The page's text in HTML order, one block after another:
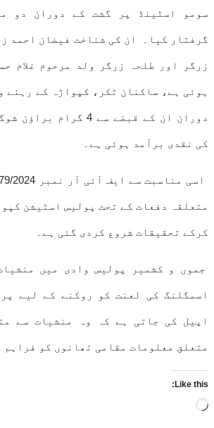
سومو اسٹینڈ پر گشت کے دوران دو
گرفتار کیا۔ ان کی شناخت فیضان احمد
زرگر اور طلحہ زرگر ولد مرحوم غلام
ہوئی ہے، ساکنان ٹکر، کپواڑہ کے رہنے
کی نقدی برآمد ہوئی ہے۔
متعلقہ دفعات کے تحت پولیس اسٹیشن
کرکے تحقیقات شروع کردی گئی ہے۔
جموں و کشمیر پولیس وادی میں
اسمگلنگ کی لعنت کو روکنے کے لیے
اپیل کی جاتی ہے کہ وہ منشیات سے
متعلق معلومات مقامی تھانوں کو فراہم
Like this:
Loading…